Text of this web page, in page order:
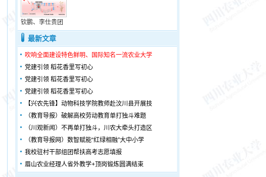
钦鹏、李仕贵团
最新文章
吹响全面建设特色鲜明、国际知名一流农业大学
党建引领 稻花香里写初心
党建引领 稻花香里写初心
党建引领 稻花香里写初心
【兴农先锋】动物科技学院教师赴汶川县开展技
（教育导报）破解高校劳动教育单打独斗难题
（川观新闻）不再单打独斗，川农大牵头打造区
（教育导报网）数智赋能“红绿相融”大中小学
我校驻村干部组团帮扶高考志愿填报
眉山农业经理人省外教学+顶岗锻炼圆满结束